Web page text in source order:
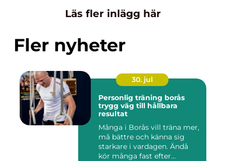
Läs fler inlägg här
Fler nyheter
30. jul
Personlig träning borås
trygg väg till hållbara
resultat
Många i Borås vill träna mer,
må bättre och känna sig
starkare i vardagen. Ändå
kör många fast efter...